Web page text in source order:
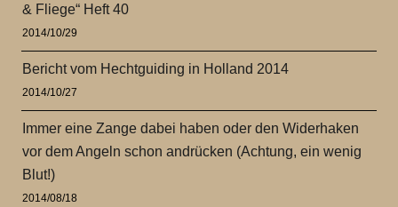
& Fliege“ Heft 40
2014/10/29
Bericht vom Hechtguiding in Holland 2014
2014/10/27
Immer eine Zange dabei haben oder den Widerhaken
vor dem Angeln schon andrücken (Achtung, ein wenig
Blut!)
2014/08/18